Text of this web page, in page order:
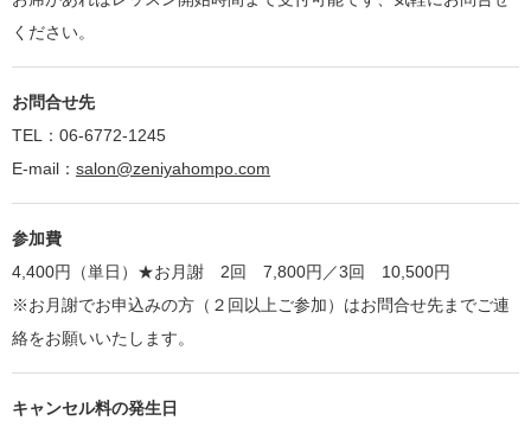
ください。
お問合せ先
TEL：06-6772-1245
E-mail： salon@zeniyahompo.com
参加費
4,400円（単日）★お月謝 2回 7,800円／3回 10,500円
※お月謝でお申込みの方（２回以上ご参加）はお問合せ先までご連
絡をお願いいたします。
キャンセル料の発生日